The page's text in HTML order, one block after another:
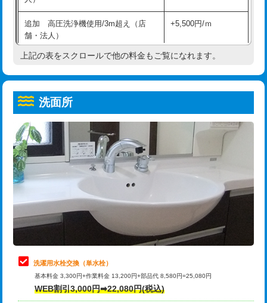
コンクリート斫り（厚さ10㎝超え）
モルタル補修（厚さ10㎝まで） 27,500円
モルタル補修（厚さ10㎝超え） 38,500円
洗面台設置 38,500円
追加人工
廃棄・処分 現場見積
※給水管工事は20mmまでの価格です。
給水管工事※（ホール加工)
給水管工事※（バンド止め) 3,300円
給水管工事※（支持金具設置) 5,500円
給水管工事※（保温材使用（バンド止
め込み）)
5,500円
給水管工事※（土の掘削・埋め戻し作
業)
11,000円
給水管工事※（塩ビ管（VP・HI）使
用/3ｍまで)
33,000円
給水管工事※（塩ビ管（VP・HI）使
用（追加）/3ｍ超え)
給水管工事※（ライニング鋼管・銅
管・ポリ管・HT管使用/3ｍまで)
44,000円
給水管工事※（ライニング鋼管・銅
管・ポリ管・HT管使用/3ｍ超え)
排水管工事（土の掘削・埋め戻し作
追加 高圧洗浄機使用/3m超え（店
舗・法人）
+5,500円/ｍ
高度高圧洗浄換 現地調査
トーラー機使用/3mまで
追加トーラー機使用/3m超え +3,300円
カメラ調査 33,000円
桝清掃
止水・漏水調査・防水処理・清掃・修
理・調整・分解・加工など（軽作業）
11,000円
止水・漏水調査・防水処理・清掃・修
理・調整・分解・加工など（中作業）
22,000円
止水・漏水調査・防水処理・清掃・修
理・調整・分解・加工など（重作業）
33,000円
上記の表をスクロールで他の料金もご覧になれます。
洗面所
洗濯用水栓交換（単水栓）
基本料金 3,300円+作業料金 13,200円+部品代 8,580円=25,080円
WEB割引3,000円➡22,080円(税込)